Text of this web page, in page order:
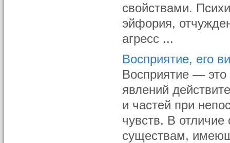
свойствами.
эйфория,
агрес­с ...
Восприятие, его
Восприятие — это
явлений
и частей при
чувств. В
существам,